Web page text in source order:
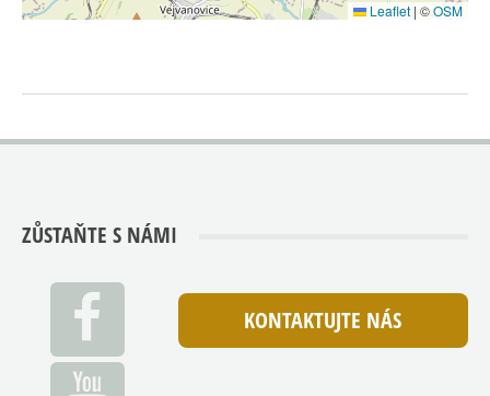
Leaflet | ©OSM
ZŮSTAŇTE S NÁMI
KONTAKTUJTE NÁS